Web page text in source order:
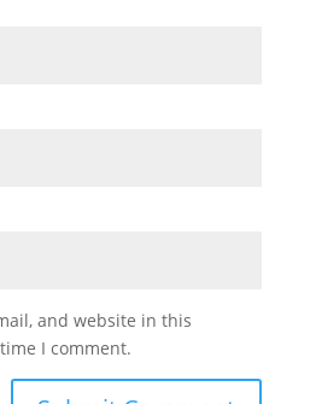
and website in this
I comment.